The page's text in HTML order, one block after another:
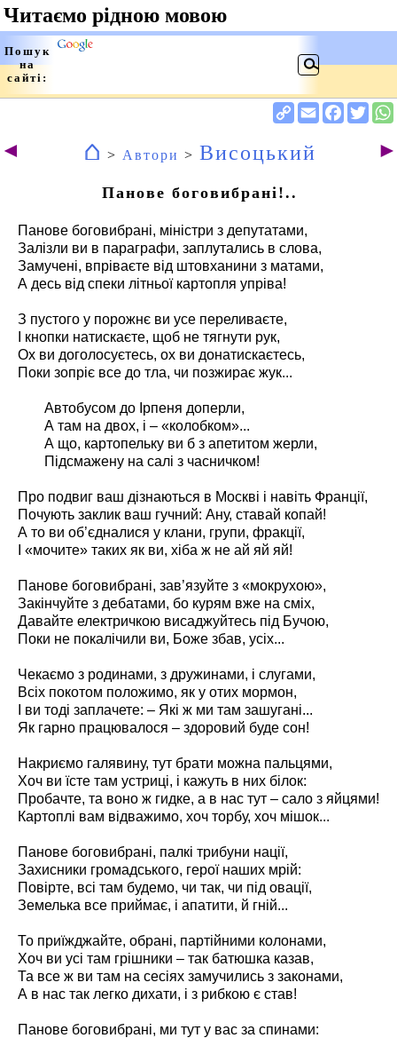
◄ ⌂ > Автори > Висоцький
Панове боговибрані!..
Панове боговибрані, міністри з депутатами,
Залізли ви в параграфи, заплутались в слова,
Замучені, впріваєте від штовханини з матами,
А десь від спеки літньої картопля упріва!
З пустого у порожнє ви усе переливаєте,
І кнопки натискаєте, щоб не тягнути рук,
Ох ви доголосуєтесь, ох ви донатискаєтесь,
Поки зопріє все до тла, чи позжирає жук...
Автобусом до Ірпеня доперли,
А там на двох, і – «колобком»...
А що, картопельку ви б з апетитом жерли,
Підсмажену на салі з часничком!
Про подвиг ваш дізнаються в Москві і навіть Франції,
Почують заклик ваш гучний: Ану, ставай копай!
А то ви об’єдналися у клани, групи, фракції,
І «мочите» таких як ви, хіба ж не ай яй яй!
Панове боговибрані, зав’язуйте з «мокрухою»,
Закінчуйте з дебатами, бо курям вже на сміх,
Давайте електричкою висаджуйтесь під Бучою,
Поки не покалічили ви, Боже збав, усіх...
Чекаємо з родинами, з дружинами, і слугами,
Всіх покотом положимо, як у отих мормон,
І ви тоді заплачете: – Які ж ми там зашугані...
Як гарно працювалося – здоровий буде сон!
Накриємо галявину, тут брати можна пальцями,
Хоч ви їсте там устриці, і кажуть в них білок:
Пробачте, та воно ж гидке, а в нас тут – сало з яйцями!
Картоплі вам відважимо, хоч торбу, хоч мішок...
Панове боговибрані, палкі трибуни нації,
Захисники громадського, герої наших мрій:
Повірте, всі там будемо, чи так, чи під овації,
Земелька все приймає, і апатити, й гній...
То приїжджайте, обрані, партійними колонами,
Хоч ви усі там грішники – так батюшка казав,
Та все ж ви там на сесіях замучились з законами,
А в нас так легко дихати, і з рибкою є став!
Панове боговибрані, ми тут у вас за спинами: